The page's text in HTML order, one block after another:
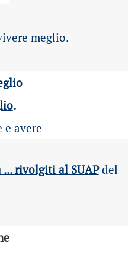
meglio.
.
e avere
rivolgiti al SUAPdel